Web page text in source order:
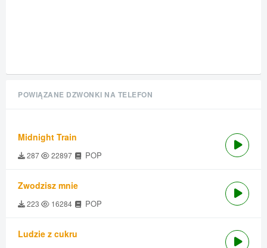
POWIĄZANE DZWONKI NA TELEFON
Midnight Train
287 22897 POP
Zwodzisz mnie
223 16284 POP
Ludzie z cukru